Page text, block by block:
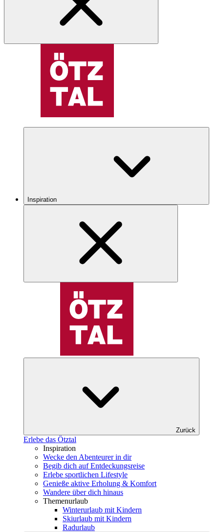
Inspiration
Zurück
Erlebe das Ötztal
Inspiration
Wecke den Abenteurer in dir
Begib dich auf Entdeckungsreise
Erlebe sportlichen Lifestyle
Genieße aktive Erholung & Komfort
Wandere über dich hinaus
Themenurlaub
Winterurlaub mit Kindern
Skiurlaub mit Kindern
Radurlaub